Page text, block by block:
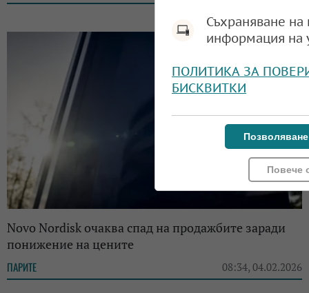
Novo Nordisk очаква спад на продажбите заради
понижение на цените
ПАРИТЕ 08:34, 04.02.2026
Съхраняване
информация на
ПОЛИТИКА ЗА
БИСКВИТКИ
Повече